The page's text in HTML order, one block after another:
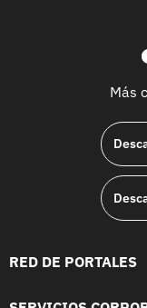
Más
RED DE PORTALES